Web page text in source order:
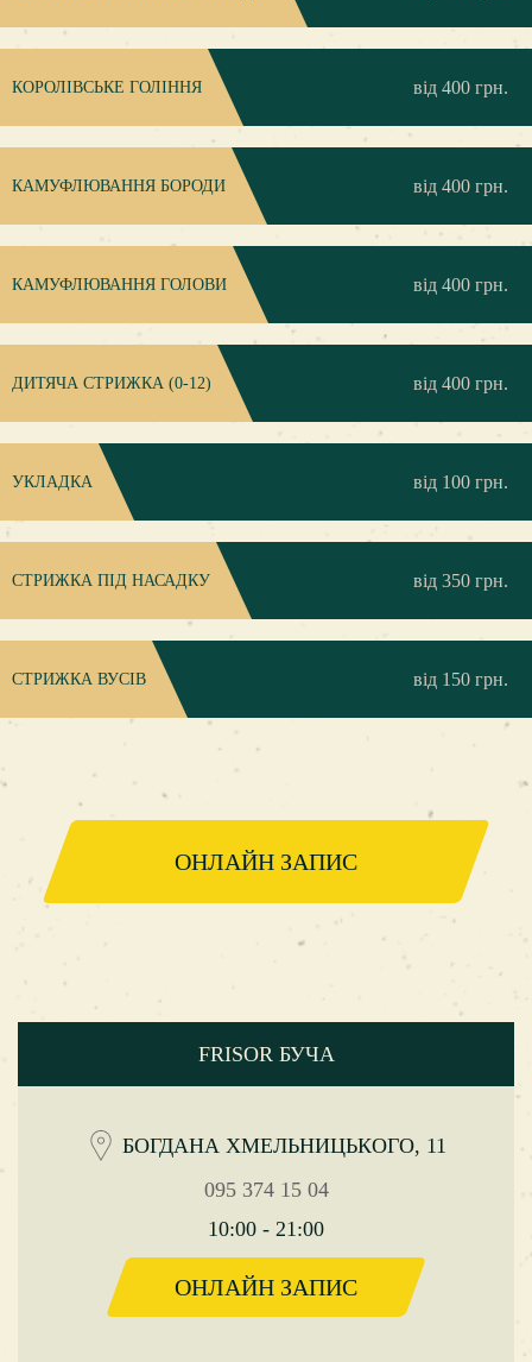
КОРОЛІВСЬКЕ ГОЛІННЯ від 400 грн.
КАМУФЛЮВАННЯ БОРОДИ від 400 грн.
КАМУФЛЮВАННЯ ГОЛОВИ від 400 грн.
ДИТЯЧА СТРИЖКА (0-12) від 400 грн.
УКЛАДКА від 100 грн.
CТРИЖКА ПІД НАСАДКУ від 350 грн.
СТРИЖКА ВУСІВ від 150 грн.
ОНЛАЙН ЗАПИС
FRISOR БУЧА
БОГДАНА ХМЕЛЬНИЦЬКОГО, 11
095 374 15 04
10:00 - 21:00
ОНЛАЙН ЗАПИС